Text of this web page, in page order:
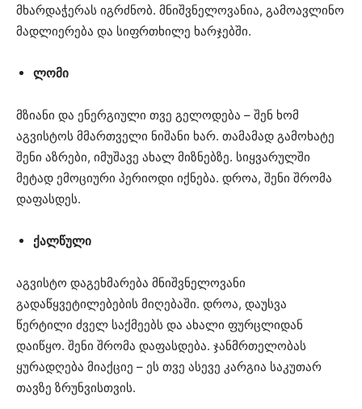
მხარდაჭერას იგრძნობ. მნიშვნელოვანია, გამოავლინო
მადლიერება და სიფრთხილე ხარჯებში.
ლომი
მზიანი და ენერგიული თვე გელოდება – შენ ხომ
აგვისტოს მმართველი ნიშანი ხარ. თამამად გამოხატე
შენი აზრები, იმუშავე ახალ მიზნებზე. სიყვარულში
მეტად ემოციური პერიოდი იქნება. დროა, შენი შრომა
დაფასდეს.
ქალწული
აგვისტო დაგეხმარება მნიშვნელოვანი
გადაწყვეტილებების მიღებაში. დროა, დაუსვა
წერტილი ძველ საქმეებს და ახალი ფურცლიდან
დაიწყო. შენი შრომა დაფასდება. ჯანმრთელობას
ყურადღება მიაქციე – ეს თვე ასევე კარგია საკუთარ
თავზე ზრუნვისთვის.